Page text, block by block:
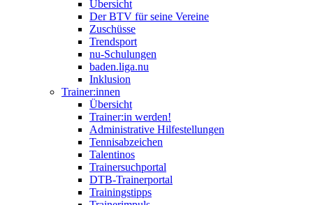
Übersicht
Der BTV für seine Vereine
Zuschüsse
Trendsport
nu-Schulungen
baden.liga.nu
Inklusion
Trainer:innen
Übersicht
Trainer:in werden!
Administrative Hilfestellungen
Tennisabzeichen
Talentinos
Trainersuchportal
DTB-Trainerportal
Trainingstipps